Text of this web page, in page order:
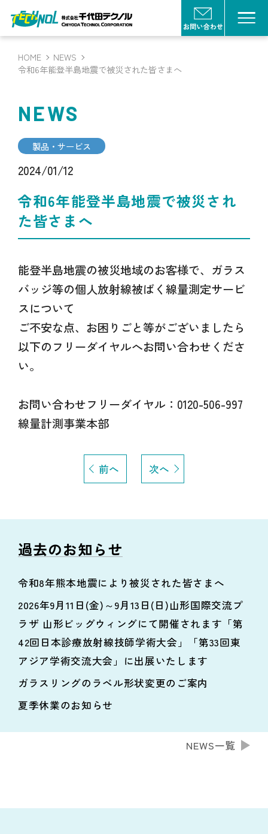
HOME
NEWS
令和6年能登半島地震で被災された皆さまへ
NEWS
製品・サービス
2024/01/12
令和6年能登半島地震で被災され
た皆さまへ
能登半島地震の被災地域のお客様で、ガラス
バッジ等の個人放射線被ばく線量測定サービ
スについて
ご不安な点、お困りごと等がございましたら
以下のフリーダイヤルへお問い合わせくださ
い。
お問い合わせフリーダイヤル：0120-506-997
線量計測事業本部
前へ 次へ
過去のお知らせ
令和8年熊本地震により被災された皆さまへ
2026年9月11日(金)～9月13日(日)山形国際交流プ
ラザ 山形ビッグウィングにて開催されます「第
42回日本診療放射線技師学術大会」「第33回東
アジア学術交流大会」に出展いたします
ガラスリングのラベル形状変更のご案内
夏季休業のお知らせ
NEWS一覧